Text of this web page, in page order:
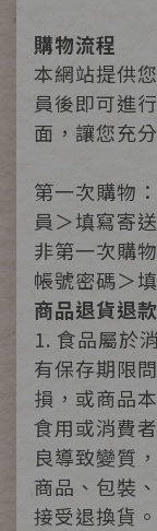
購物流程
本網站提供
員後即可進
面，讓您充
第一次購物
員＞填寫寄
非第一次購
帳號密碼＞
商品退貨退款
1. 食品屬於
有保存期限
損，或商品
食用或消費
良導致變質
商品、包裝
接受退換貨。